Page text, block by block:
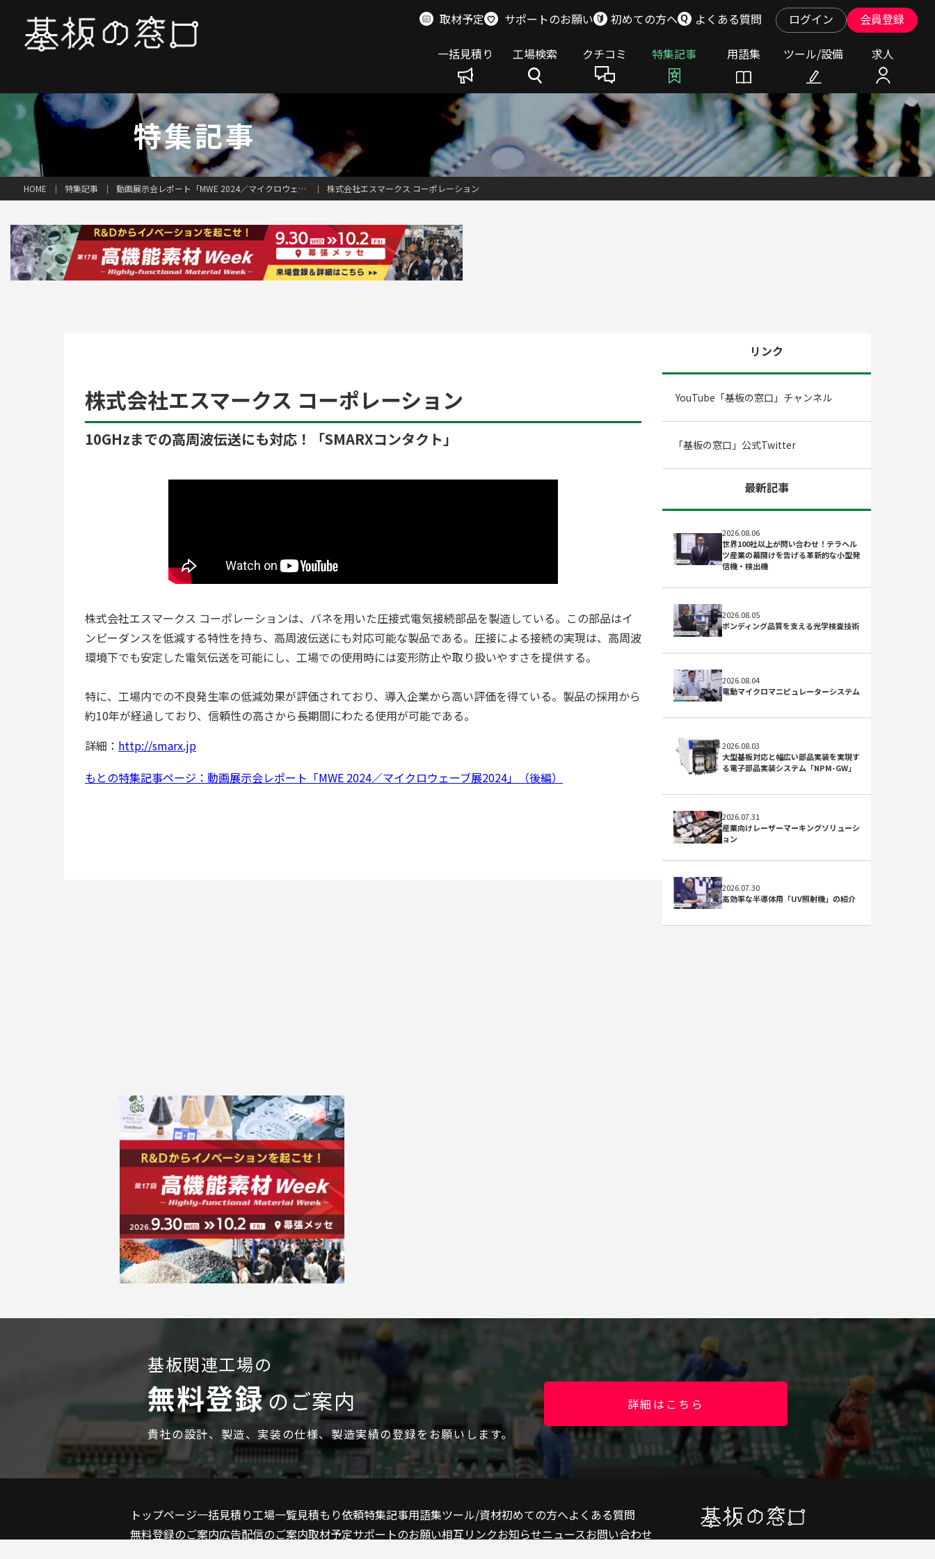
取材予定 サポートのお願い 初めての方へ よくある質問 ログイン 会員登録
一括見積り 工場検索 クチコミ 特集記事 用語集 ツール/設備 求人
特集記事
HOME 特集記事 動画展示会レポート「MWE 2024／マイクロウェーブ展2024」（後編） 株式会社エスマークス コーポレーション
株式会社エスマークス コーポレーション
10GHzまでの高周波伝送にも対応！「SMARXコンタクト」
株式会社エスマークス コーポレーションは、バネを用いた圧接式電気接続部品を製造している。この部品はイ
ンピーダンスを低減する特性を持ち、高周波伝送にも対応可能な製品である。圧接による接続の実現は、高周波
環境下でも安定した電気伝送を可能にし、工場での使用時には変形防止や取り扱いやすさを提供する。
特に、工場内での不良発生率の低減効果が評価されており、導入企業から高い評価を得ている。製品の採用から
約10年が経過しており、信頼性の高さから長期間にわたる使用が可能である。
詳細： http://smarx.jp
もとの特集記事ページ：動画展示会レポート「MWE 2024／マイクロウェーブ展2024」（後編）
リンク
YouTube「基板の窓口」チャンネル
「基板の窓口」公式Twitter
最新記事
2026.08.06
世界100社以上が問い合わせ！テラヘル
ツ産業の幕開けを告げる革新的な小型発
信機・検出機
2026.08.05
ボンディング品質を支える光学検査技術
2026.08.04
電動マイクロマニピュレーターシステム
2026.08.03
大型基板対応と幅広い部品実装を実現す
る電子部品実装システム「NPM-GW」
2026.07.31
産業向けレーザーマーキングソリューシ
ョン
2026.07.30
高効率な半導体用「UV照射機」の紹介
基板関連工場の
無料登録のご案内
貴社の設計、製造、実装の仕様、製造実績の登録をお願いします。
詳細はこちら
トップページ一括見積り工場一覧見積もり依頼特集記事用語集ツール/資材初めての方へよくある質問
無料登録のご案内広告配信のご案内取材予定サポートのお願い相互リンクお知らせニュースお問い合わせ